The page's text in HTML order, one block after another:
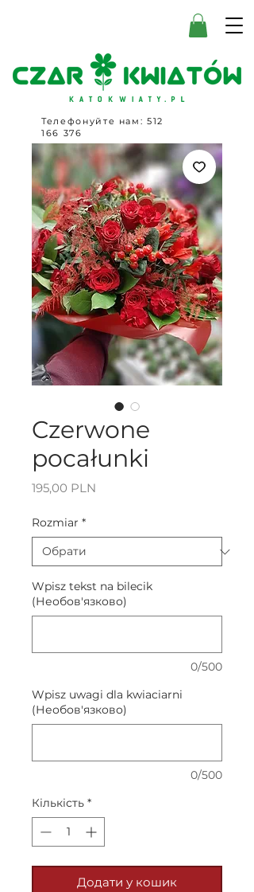
Телефонуйте нам:512
166 376
Czerwone
pocałunki
195,00 PLN
Rozmiar *
Wpisz tekst na bilecik
(Необов'язково)
0/500
Wpisz uwagi dla kwiaciarni
(Необов'язково)
0/500
Кількість *
Додати у кошик